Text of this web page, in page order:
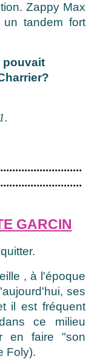
Zappy Max
tandem fort
pouvait
GARCIN
, à l'époque
ses
il est fréquent
ce milieu
en faire "son
Foly).